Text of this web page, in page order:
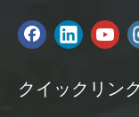
クイックリンク